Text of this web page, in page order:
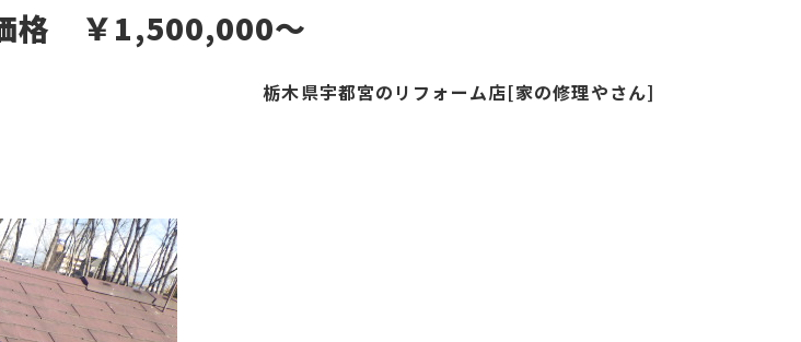
格 ￥1,500,000～
栃木県宇都宮のリフォーム店[家の修理やさん]